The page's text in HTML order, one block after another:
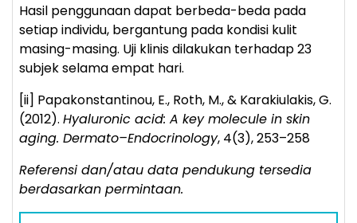
Hasil penggunaan dapat berbeda-beda pada
setiap individu, bergantung pada kondisi kulit
masing-masing. Uji klinis dilakukan terhadap 23
subjek selama empat hari.
[ii] Papakonstantinou, E., Roth, M., & Karakiulakis, G.
(2012). Hyaluronic acid: A key molecule in skin
aging. Dermato–Endocrinology, 4(3), 253–258
Referensi dan/atau data pendukung tersedia
berdasarkan permintaan.